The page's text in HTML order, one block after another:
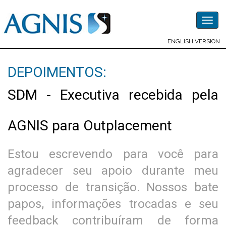
ENGLISH VERSION
DEPOIMENTOS:
SDM - Executiva recebida pela
AGNIS para Outplacement
Estou escrevendo para você para
agradecer seu apoio durante meu
processo de transição. Nossos bate
papos, informações trocadas e seu
feedback contribuíram de forma